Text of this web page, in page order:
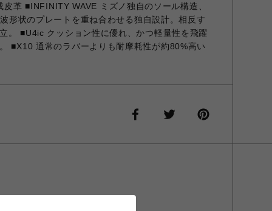
革 ■INFINITY WAVE ミズノ独自のソール構造、
形状のプレートを重ね合わせる独自設計。相反す
。 ■U4ic クッション性に優れ、かつ軽量性を飛躍
■X10 通常のラバーよりも耐摩耗性が約80%高い